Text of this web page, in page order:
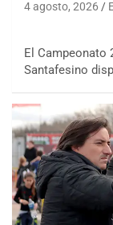
4 agosto, 2026
El Campeonato
Santafesino